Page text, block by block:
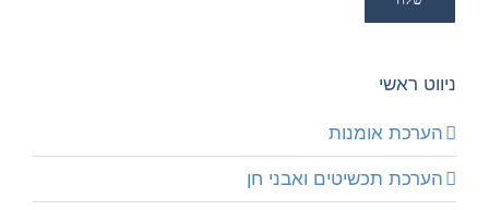
ניווט ראשי
הערכת אומנות
הערכת תכשיטים ואבני חן